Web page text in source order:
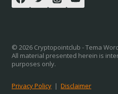
© 2026 Cryptopointclub - Tema
All material presented herein is
purposes only.
Privacy Policy | Disclaimer